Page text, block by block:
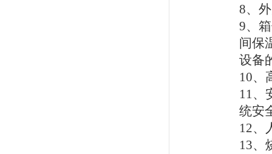
8、
9、
间保
设备
10、
11、
统安
12、
13、